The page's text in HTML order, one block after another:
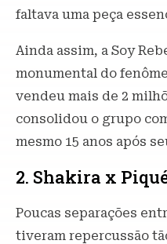
faltava uma peça
Ainda assim, a Soy
monumental do
vendeu mais de 2
consolidou o grupo
mesmo 15 anos após
2. Shakira x
Poucas separações
tiveram repercussão